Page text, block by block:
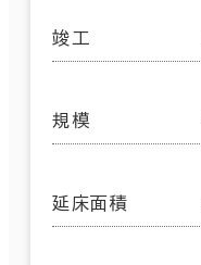
竣工
規模
延床面積